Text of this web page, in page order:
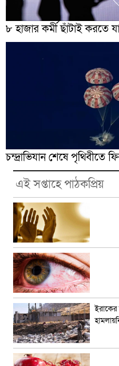
৮ হাজার কর্মী ছাঁটাই করতে
চন্দ্রাভিযান শেষে পৃথিবীতে
এই সপ্তাহে পাঠকপ্রিয়
ইরাকের